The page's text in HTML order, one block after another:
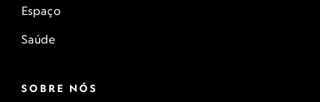
Espaço
Saúde
SOBRE NÓS